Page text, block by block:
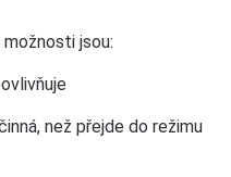
jsou:
než přejde do režimu